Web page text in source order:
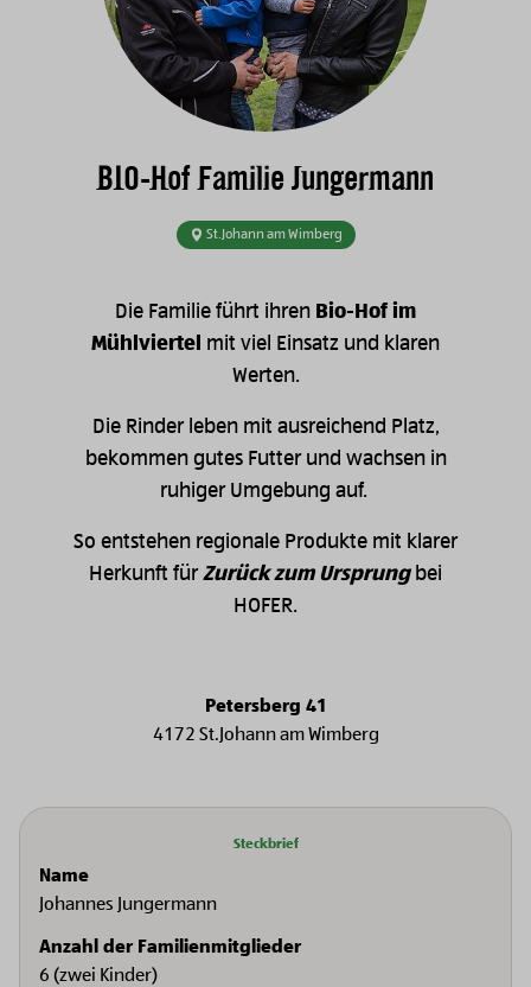
BIO-Hof Familie Jungermann
St.Johann am Wimberg
Die Familie führt ihren Bio-Hof im
Mühlviertel mit viel Einsatz und klaren
Werten.
Die Rinder leben mit ausreichend Platz,
bekommen gutes Futter und wachsen in
ruhiger Umgebung auf.
So entstehen regionale Produkte mit klarer
Herkunft fürZurück zum Ursprungbei
HOFER.
Petersberg 41
4172 St.Johann am Wimberg
Steckbrief
Name
Johannes Jungermann
Anzahl der Familienmitglieder
6 (zwei Kinder)